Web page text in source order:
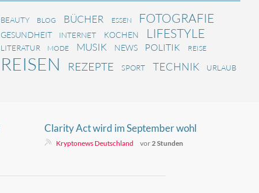
BEAUTY BLOG BÜCHER ESSEN FOTOGRAFIE
GESUNDHEIT INTERNET KOCHEN LIFESTYLE
LITERATUR MODE MUSIK NEWS POLITIK REISE
REISEN REZEPTE SPORT TECHNIK URLAUB
Clarity Act wird im September wohl
scheitern. Werden Kryptopreise
Kryptonews Deutschland vor2 Stunden